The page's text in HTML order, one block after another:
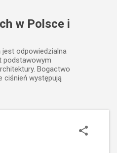
w Polsce i
jest odpowiedzialna
podstawowym
Bogactwo
ciśnień występują